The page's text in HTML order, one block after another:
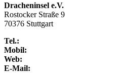
Dracheninsel e.V.
Rostocker Straße 9
70376 Stuttgart
Tel.:
Mobil:
Web:
E-Mail: